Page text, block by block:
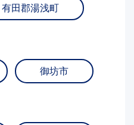
有田郡湯浅町
御坊市